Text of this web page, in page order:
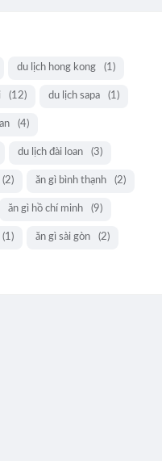
du lịch hong kong (1)
(12) du lịch sapa (1)
(4)
du lịch đài loan (3)
(2) ăn gì bình thạnh (2)
ăn gì hồ chí minh (9)
(1) ăn gì sài gòn (2)